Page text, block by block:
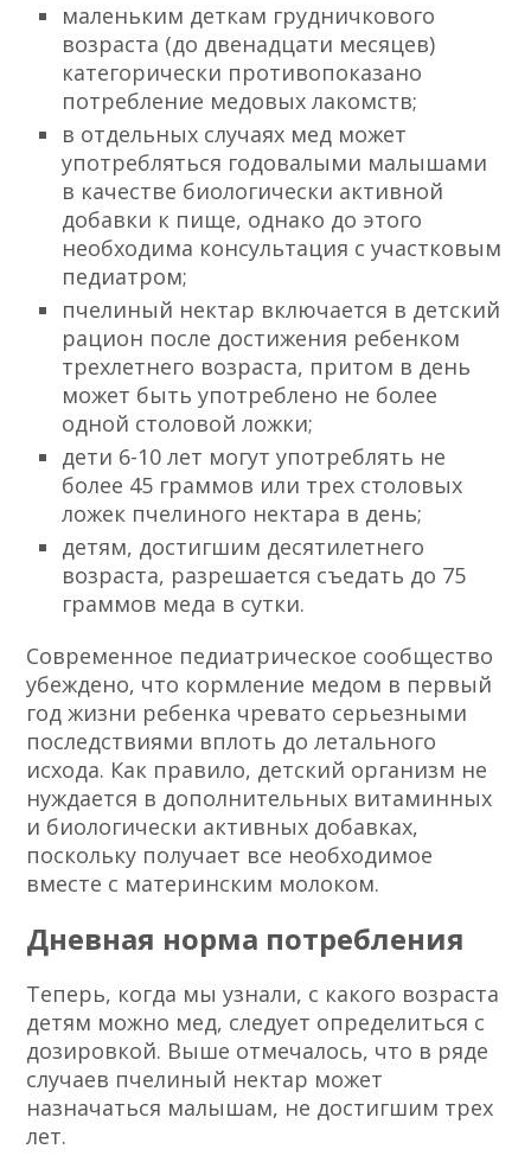
маленьким деткам грудничкового
возраста (до двенадцати месяцев)
категорически противопоказано
потребление медовых лакомств;
в отдельных случаях мед может
употребляться годовалыми малышами
в качестве биологически активной
добавки к пище, однако до этого
необходима консультация с участковым
педиатром;
пчелиный нектар включается в детский
рацион после достижения ребенком
трехлетнего возраста, притом в день
может быть употреблено не более
одной столовой ложки;
дети 6-10 лет могут употреблять не
более 45 граммов или трех столовых
ложек пчелиного нектара в день;
детям, достигшим десятилетнего
возраста, разрешается съедать до 75
граммов меда в сутки.
Современное педиатрическое сообщество
убеждено, что кормление медом в первый
год жизни ребенка чревато серьезными
последствиями вплоть до летального
исхода. Как правило, детский организм не
нуждается в дополнительных витаминных
и биологически активных добавках,
поскольку получает все необходимое
вместе с материнским молоком.
Дневная норма потребления
Теперь, когда мы узнали, с какого возраста
детям можно мед, следует определиться с
дозировкой. Выше отмечалось, что в ряде
случаев пчелиный нектар может
назначаться малышам, не достигшим трех
лет.